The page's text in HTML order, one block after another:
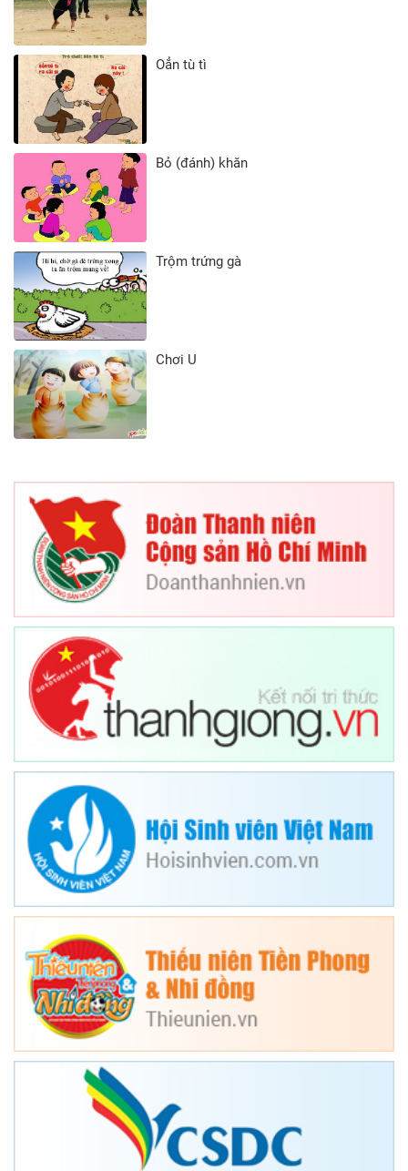
Oẳn tù tì
Bỏ (đánh) khăn
Trộm trứng gà
Chơi U